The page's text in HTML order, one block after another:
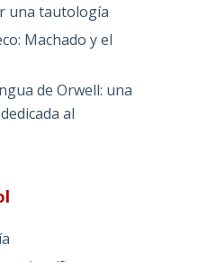
una tautología
Machado y el
de Orwell: una
al